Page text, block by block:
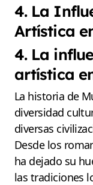
4. La
Artística
4. La
artística
La historia de
diversidad
diversas
Desde los
ha dejado su
las tradiciones